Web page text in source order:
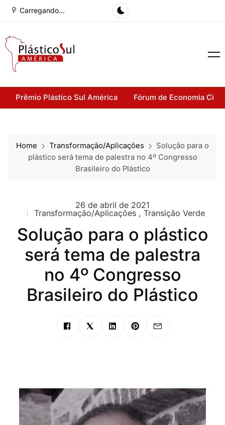
Carregando...
Prêmio Plástico Sul América Fórum de Economia
Home Transformação/Aplicações
Solução para o
plástico será tema de palestra no 4º Congresso
Brasileiro do Plástico
26 de abril de 2021
Transformação/Aplicações , Transição Verde
Solução para o plástico
será tema de palestra
no 4º Congresso
Brasileiro do Plástico